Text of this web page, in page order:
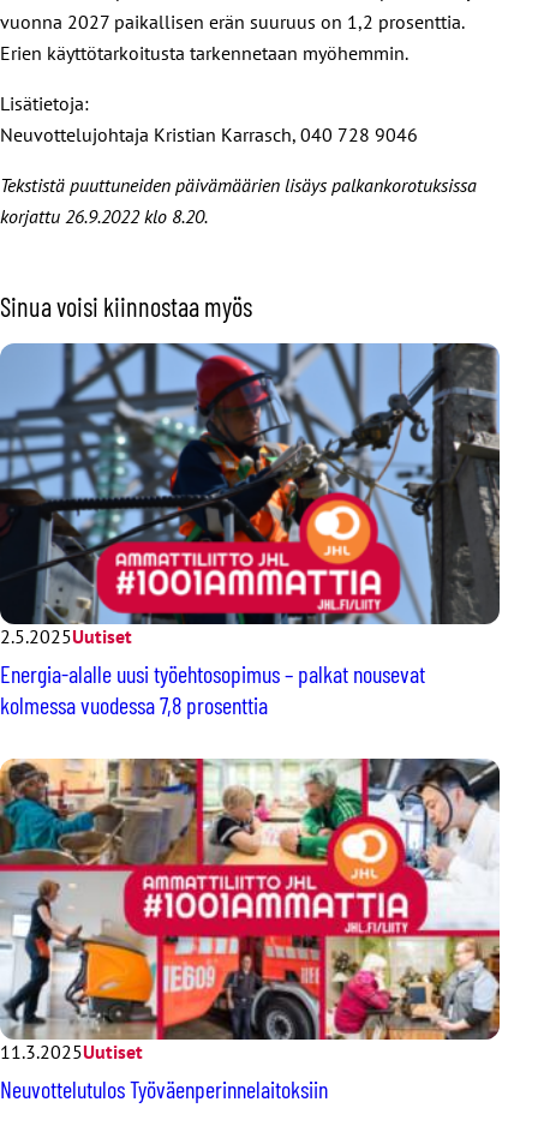
vuonna 2027 paikallisen erän suuruus on 1,2 prosenttia.
Erien käyttötarkoitusta tarkennetaan myöhemmin.
Lisätietoja:
Neuvottelujohtaja Kristian Karrasch, 040 728 9046
Tekstistä puuttuneiden päivämäärien lisäys palkankorotuksissa
korjattu 26.9.2022 klo 8.20.
Sinua voisi kiinnostaa myös
2.5.2025Uutiset
Energia-alalle uusi työehtosopimus – palkat nousevat
kolmessa vuodessa 7,8 prosenttia
11.3.2025Uutiset
Neuvottelutulos Työväenperinnelaitoksiin